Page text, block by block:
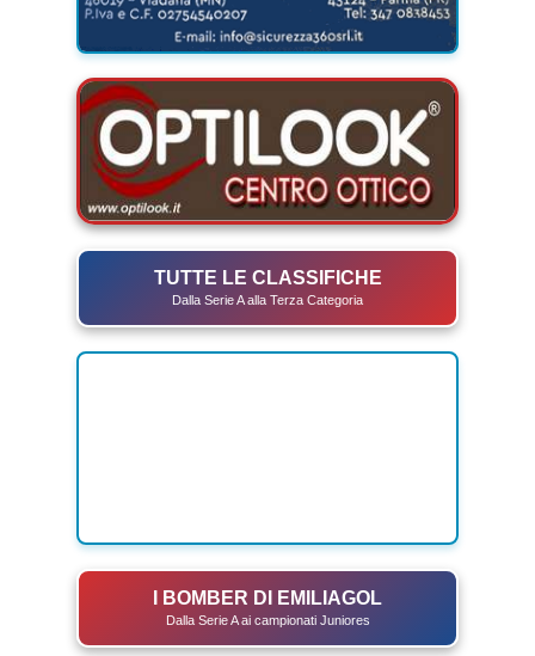
TUTTE LE CLASSIFICHE
Dalla Serie A alla Terza Categoria
I BOMBER DI EMILIAGOL
Dalla Serie A ai campionati Juniores